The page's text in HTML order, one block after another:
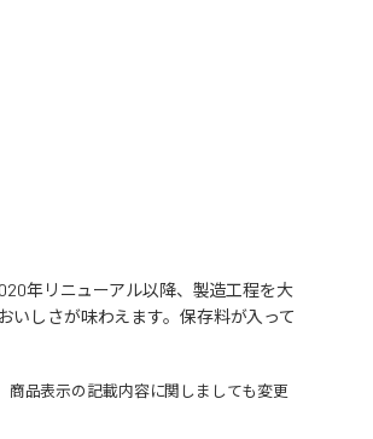
年リニューアル以降、製造工程を大
いしさが味わえます。保存料が入って
品表示の記載内容に関しましても変更